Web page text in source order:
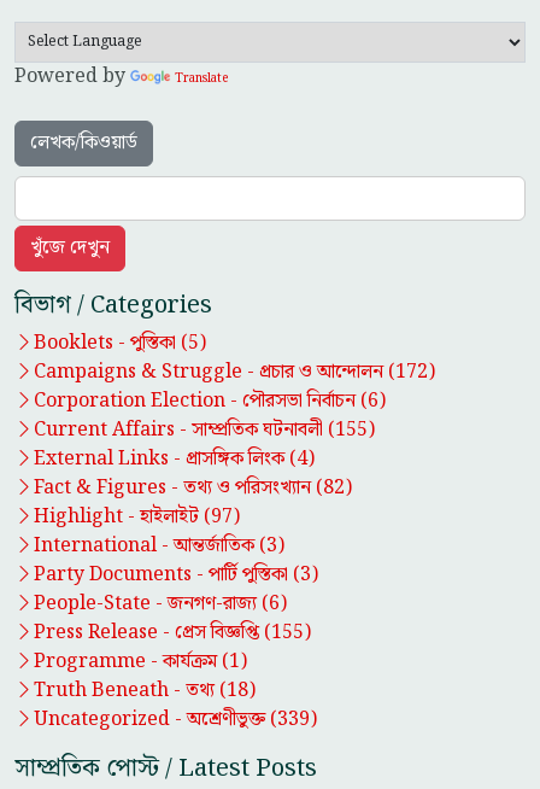
Powered by Translate
লেখক/কিওয়ার্ড
বিভাগ / Categories
Booklets - পুস্তিকা (5)
Campaigns & Struggle - প্রচার ও আন্দোলন(172)
Corporation Election - পৌরসভা নির্বাচন(6)
Current Affairs - সাম্প্রতিক ঘটনাবলী (155)
External Links - প্রাসঙ্গিক লিংক(4)
Fact & Figures - তথ্য ও পরিসংখ্যান(82)
Highlight -হাইলাইট (97)
International -আন্তর্জাতিক(3)
Party Documents - পার্টি পুস্তিকা (3)
People-State -জনগণ-রাজ্য(6)
Press Release - প্রেস বিজ্ঞপ্তি(155)
Programme -কার্যক্রম(1)
Truth Beneath - তথ্য(18)
Uncategorized -অশ্রেণীভুক্ত(339)
সাম্প্রতিক পোস্ট / Latest Posts